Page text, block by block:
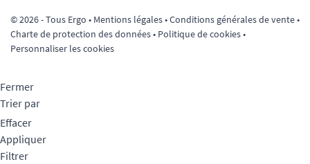
© 2026 - Tous Ergo • Mentions légales•Conditions générales de vente•
Charte de protection des données• Politique de cookies•
Personnaliser les cookies
Fermer
Trier par
Effacer
Appliquer
Filtrer